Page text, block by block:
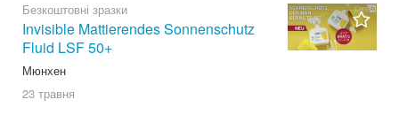
Безкоштовні зразки
Invisible Mattierendes Sonnenschutz
Fluid LSF 50+
Мюнхен
23 травня